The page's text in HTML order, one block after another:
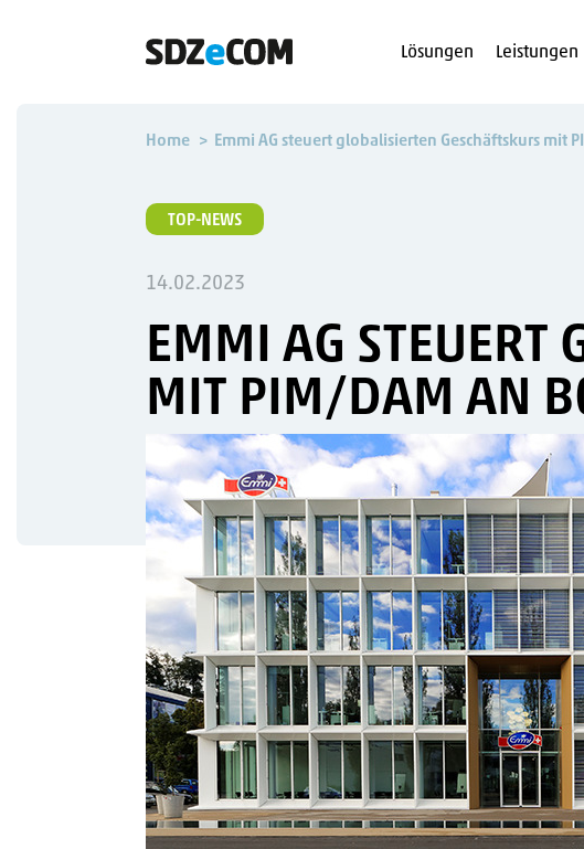
Lösungen Leistungen
Home Emmi AG steuert globalisierten Geschäftskurs mit
TOP-NEWS
14.02.2023
EMMI AG STEUERT
MIT PIM/DAM AN